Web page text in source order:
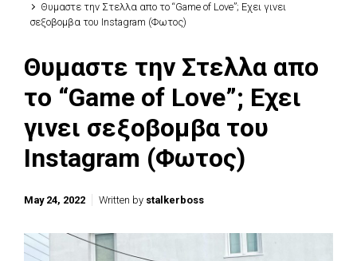
Θυμαστε την Στελλα απο το “Game of Love”; Εχει γινει
σεξοβομβα του Instagram (Φωτος)
Θυμαστε την Στελλα απο
το “Game of Love”; Εχει
γινει σεξοβομβα του
Instagram (Φωτος)
May 24, 2022 Written by stalkerboss